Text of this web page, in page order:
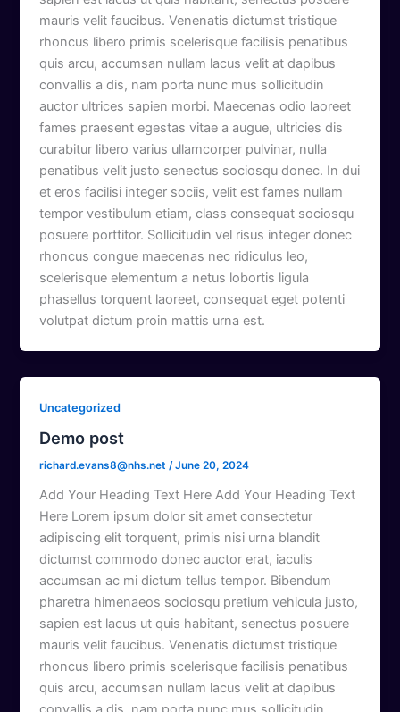
mauris velit faucibus. Venenatis dictumst tristique
rhoncus libero primis scelerisque facilisis penatibus
quis arcu, accumsan nullam lacus velit at dapibus
convallis a dis, nam porta nunc mus sollicitudin
auctor ultrices sapien morbi. Maecenas odio laoreet
fames praesent egestas vitae a augue, ultricies dis
curabitur libero varius ullamcorper pulvinar, nulla
penatibus velit justo senectus sociosqu donec. In dui
et eros facilisi integer sociis, velit est fames nullam
tempor vestibulum etiam, class consequat sociosqu
posuere porttitor. Sollicitudin vel risus integer donec
rhoncus congue maecenas nec ridiculus leo,
scelerisque elementum a netus lobortis ligula
phasellus torquent laoreet, consequat eget potenti
volutpat dictum proin mattis urna est.
Uncategorized
Demo post
richard.evans8@nhs.net/June 20, 2024
Add Your Heading Text Here Add Your Heading Text
Here Lorem ipsum dolor sit amet consectetur
adipiscing elit torquent, primis nisi urna blandit
dictumst commodo donec auctor erat, iaculis
accumsan ac mi dictum tellus tempor. Bibendum
pharetra himenaeos sociosqu pretium vehicula justo,
sapien est lacus ut quis habitant, senectus posuere
mauris velit faucibus. Venenatis dictumst tristique
rhoncus libero primis scelerisque facilisis penatibus
quis arcu, accumsan nullam lacus velit at dapibus